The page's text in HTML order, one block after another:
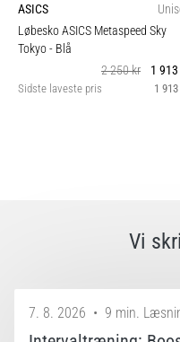
ASICS
Løbesko ASICS Metaspeed Sky
Tokyo- Blå
2 250 kr
1
Sidste laveste pris 1
Vi
7. 8. 2026 • 9 min.